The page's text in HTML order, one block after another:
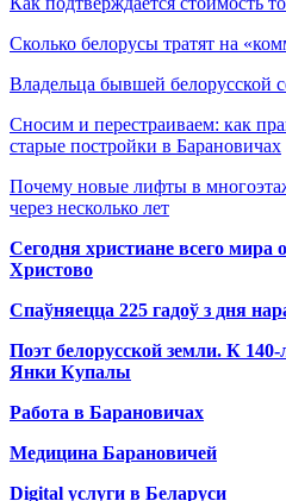
Сколько белорусы тратят на
Владельца бывшей белорусской
Сносим и перестраиваем: как
старые постройки в Барановичах
Почему новые лифты в
через несколько лет
Сегодня христиане всего мира
Христово
Спаўняецца 225 гадоў з дня
Поэт белорусской земли. К
Янки Купалы
Работа в Барановичах
Медицина Барановичей
Digital услуги в Беларуси